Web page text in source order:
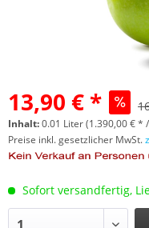
13,90 € *
Inhalt:0.01 Liter (1.390,00 € *
Preise inkl. gesetzlicher MwSt.
Sofort versandfertig,